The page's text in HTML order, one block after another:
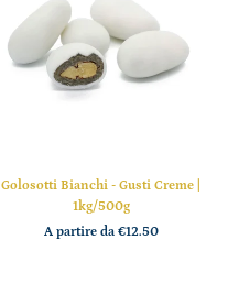
Golosotti Bianchi - Gusti Creme |
1kg/500g
A partire da €12.50